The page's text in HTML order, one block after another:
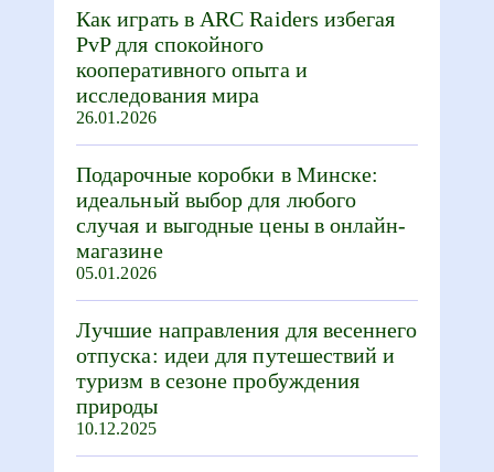
Как играть в ARC Raiders избегая
PvP для спокойного
кооперативного опыта и
исследования мира
26.01.2026
Подарочные коробки в Минске:
идеальный выбор для любого
случая и выгодные цены в онлайн-
магазине
05.01.2026
Лучшие направления для весеннего
отпуска: идеи для путешествий и
туризм в сезоне пробуждения
природы
10.12.2025